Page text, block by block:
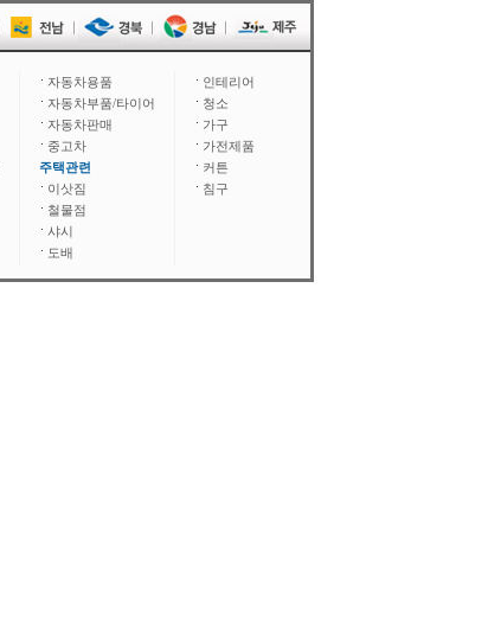
자동차용품
자동차부품/타이어
자동차판매
중고차
주택관련
이삿짐
철물점
샤시
도배
인테리어
청소
가구
가전제품
커튼
침구